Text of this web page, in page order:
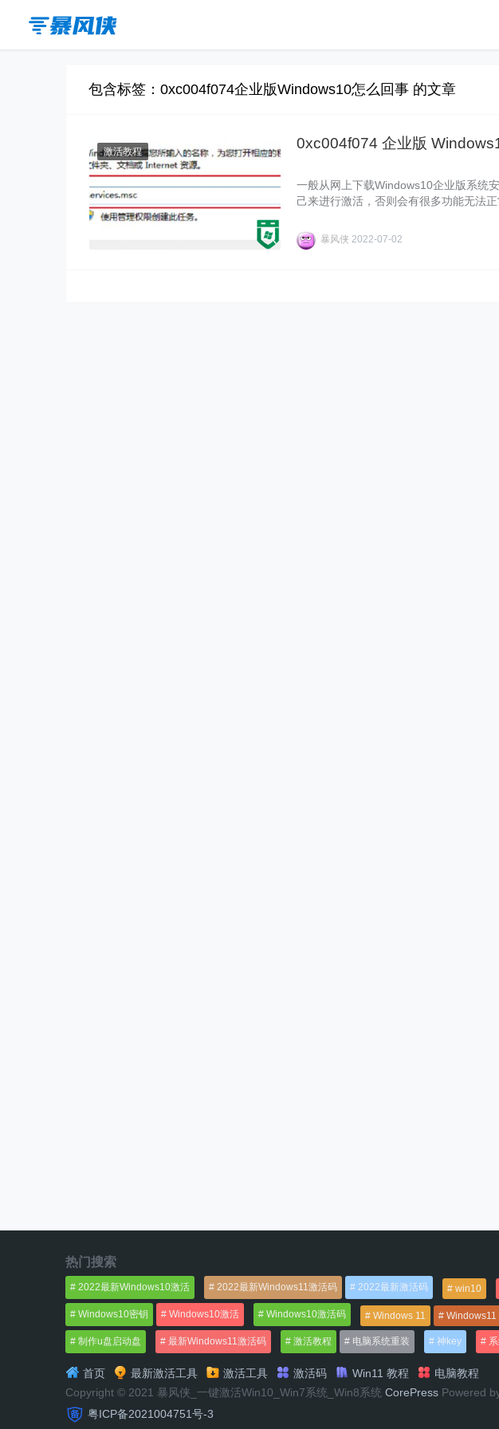
包含标签：0xc004f074企业版Windows10怎么回事 的文章
激活教程 0xc004f074 企业版
一般从网上下载Windows10企业版系统
己来进行激活，否则会有很多功能无法
怎么办呢？不用担心，接下来给大家讲
骤。
暴风侠 2022-07-02
热门搜索
2022最新Windows10激活 2022最新Windows11激活码 2022最新激活码 win10
Windows10密钥 Windows10激活 Windows10激活码 Windows 11 Windows11
制作u盘启动盘 最新Windows11激活码 激活教程 电脑系统重装 神key
首页 最新激活工具 激活工具 激活码 Win11 教程
电脑教程
Copyright © 2021 暴风侠_一键激活Win10_Win7系统_Win8系统 CorePress Powered
粤ICP备2021004751号-3